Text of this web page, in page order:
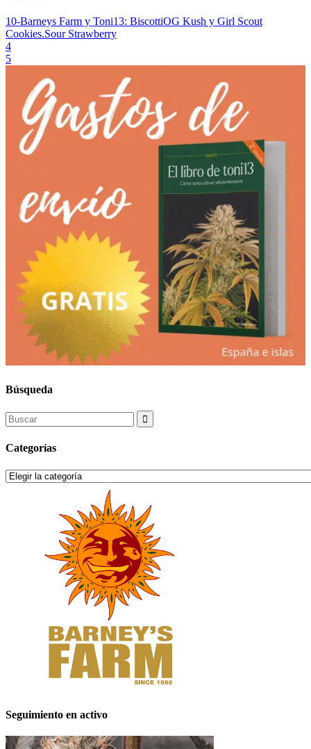
10-Barneys Farm y Toni13: BiscottiOG Kush y Girl Scout
Cookies.Sour Strawberry
Búsqueda
Search
for:
Categorías
Categorías
Seguimiento en activo